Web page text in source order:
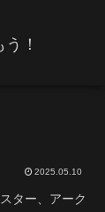
！
2025.05.10
ター、アーク